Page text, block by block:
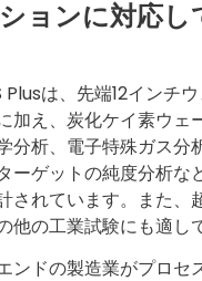
ョンに対応し
Plusは、先端12インチ
加え、炭化ケイ素ウェ
分析、電子特殊ガス分
ーゲットの純度分析な
されています。また、
他の工業試験にも適し
ンドの製造業がプロセ